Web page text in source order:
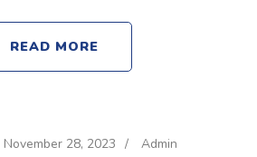
READ MORE
November 28, 2023 / Admin